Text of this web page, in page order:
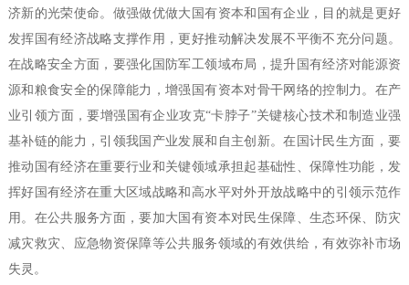
济新的光荣使命。做强做优做大国有资本和国有企业，目的就是更好
发挥国有经济战略支撑作用，更好推动解决发展不平衡不充分问题。
在战略安全方面，要强化国防军工领域布局，提升国有经济对能源资
源和粮食安全的保障能力，增强国有资本对骨干网络的控制力。在产
业引领方面，要增强国有企业攻克“卡脖子”关键核心技术和制造业强
基补链的能力，引领我国产业发展和自主创新。在国计民生方面，要
推动国有经济在重要行业和关键领域承担起基础性、保障性功能，发
挥好国有经济在重大区域战略和高水平对外开放战略中的引领示范作
用。在公共服务方面，要加大国有资本对民生保障、生态环保、防灾
减灾救灾、应急物资保障等公共服务领域的有效供给，有效弥补市场
失灵。